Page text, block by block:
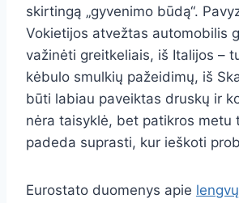
skirtingą „gyvenimo būdą“.
Vokietijos atvežtas automobilis
važinėti greitkeliais, iš Italijos –
kėbulo smulkių pažeidimų, iš
būti labiau paveiktas druskų ir
nėra taisyklė, bet patikros metu
padeda suprasti, kur ieškoti
Eurostato duomenys apie